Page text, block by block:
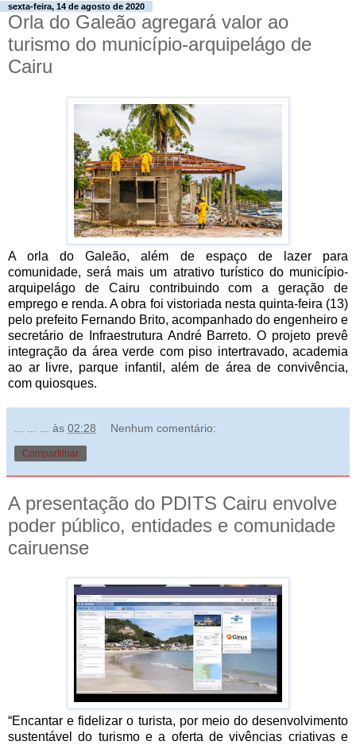
sexta-feira, 14 de agosto de 2020
Orla do Galeão agregará valor ao
turismo do município-arquipelágo de
Cairu
A orla do Galeão, além de espaço de lazer para
comunidade, será mais um atrativo turístico do município-
arquipelágo de Cairu contribuindo com a geração de
emprego e renda. A obra foi vistoriada nesta quinta-feira (13)
pelo prefeito Fernando Brito, acompanhado do engenheiro e
secretário de Infraestrutura André Barreto. O projeto prevê
integração da área verde com piso intertravado, academia
ao ar livre, parque infantil, além de área de convivência,
com quiosques.
às 02:28 Nenhum comentário:
Compartilhar
A presentação do PDITS Cairu envolve
poder público, entidades e comunidade
cairuense
“Encantar e fidelizar o turista, por meio do desenvolvimento
sustentável do turismo e a oferta de vivências criativas e